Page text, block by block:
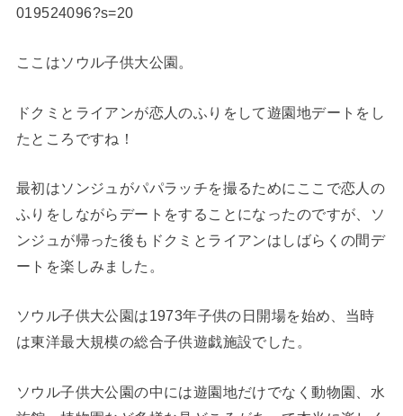
019524096?s=20
ここはソウル子供大公園。
ドクミとライアンが恋人のふりをして遊園地デートをし
たところですね！
最初はソンジュがパパラッチを撮るためにここで恋人の
ふりをしながらデートをすることになったのですが、ソ
ンジュが帰った後もドクミとライアンはしばらくの間デ
ートを楽しみました。
ソウル子供大公園は1973年子供の日開場を始め、当時
は東洋最大規模の総合子供遊戯施設でした。
ソウル子供大公園の中には遊園地だけでなく動物園、水